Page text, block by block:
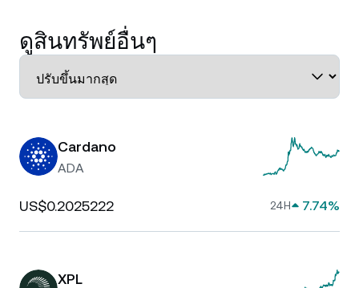
ดูสินทรัพย์อื่นๆ
Cardano
ADA
US$0.2025222 24H 7.74%
XPL